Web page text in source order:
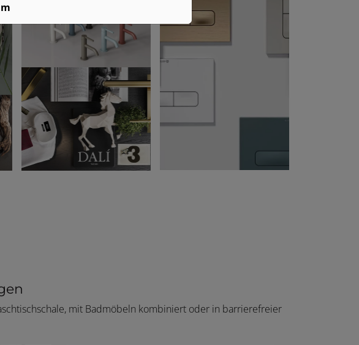
mit Badmöbeln kombiniert oder in barrierefreier